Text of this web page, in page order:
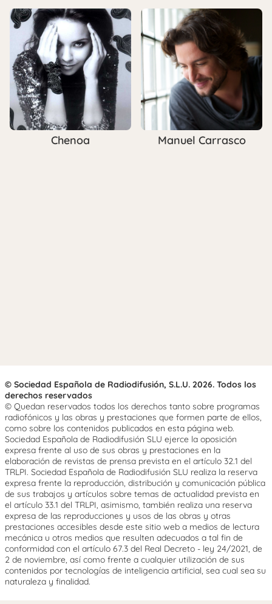
Chenoa Manuel Carrasco
© Sociedad Española de Radiodifusión, S.L.U. 2026. Todos los
derechos reservados
© Quedan reservados todos los derechos tanto sobre programas
radiofónicos y las obras y prestaciones que formen parte de ellos,
como sobre los contenidos publicados en esta página web.
Sociedad Española de Radiodifusión SLU ejerce la oposición
expresa frente al uso de sus obras y prestaciones en la
elaboración de revistas de prensa prevista en el artículo 32.1 del
TRLPI. Sociedad Española de Radiodifusión SLU realiza la reserva
expresa frente la reproducción, distribución y comunicación pública
de sus trabajos y artículos sobre temas de actualidad prevista en
el artículo 33.1 del TRLPI, asimismo, también realiza una reserva
expresa de las reproducciones y usos de las obras y otras
prestaciones accesibles desde este sitio web a medios de lectura
mecánica u otros medios que resulten adecuados a tal fin de
conformidad con el artículo 67.3 del Real Decreto - ley 24/2021, de
2 de noviembre, así como frente a cualquier utilización de sus
contenidos por tecnologías de inteligencia artificial, sea cual sea su
naturaleza y finalidad.